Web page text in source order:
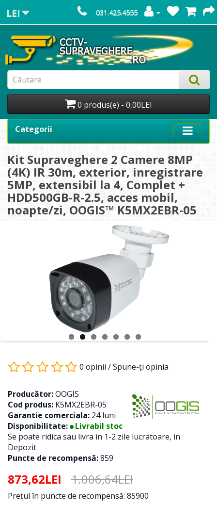
LEI 031.425.4555
0 produs(e) - 0,00LEI
Categorii
Kit Supraveghere 2 Camere 8MP
(4K) IR 30m, exterior, inregistrare
5MP, extensibil la 4, Complet +
HDD500GB-R-2.5, acces mobil,
noapte/zi, OOGIS™ K5MX2EBR-05
0 opinii /Spune-ţi opinia
Producător:OOGIS
Cod produs: K5MX2EBR-05
Garantie comerciala: 24 luni
Disponibilitate:
Livrabil stoc
Se poate ridica sau livra in 1-2 zile lucratoare, in
Depozit
Puncte de recompensă:859
873,62LEI 1.006,64LEI
Preţul în puncte de recompensă: 85900